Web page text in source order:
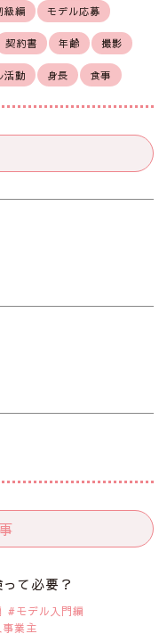
級編 モデル応募
契約書 年齢 撮影
活動 身長 食事
て必要？
モデル入門編
事業主